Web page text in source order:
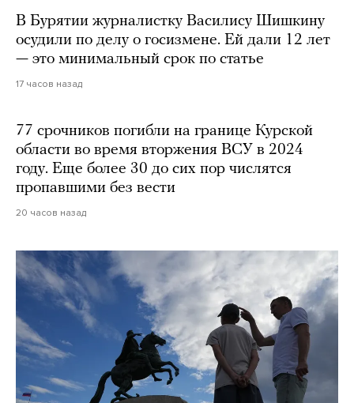
В Бурятии журналистку Василису Шишкину
осудили по делу о госизмене. Ей дали 12 лет
— это минимальный срок по статье
17 часов назад
77 срочников погибли на границе Курской
области во время вторжения ВСУ в 2024
году. Еще более 30 до сих пор числятся
пропавшими без вести
20 часов назад